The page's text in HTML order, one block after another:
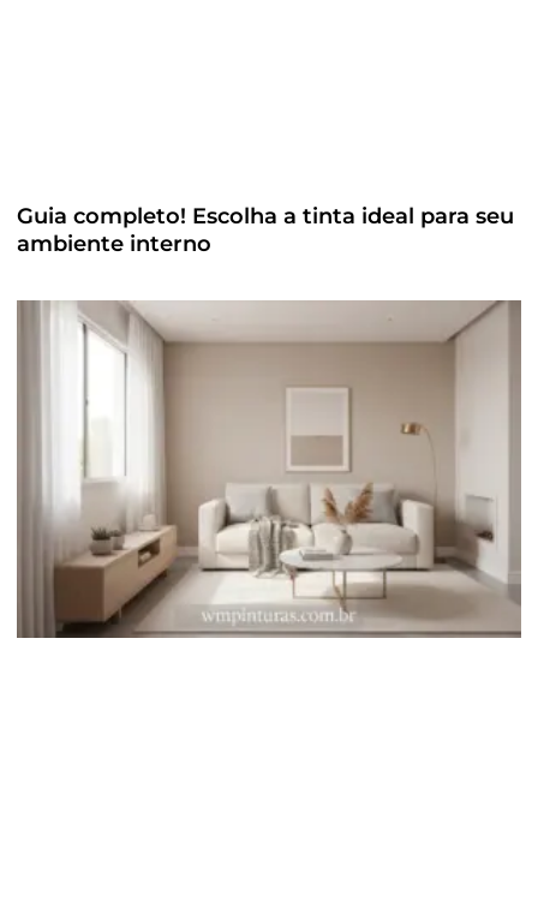
Guia completo! Escolha a tinta ideal para seu
ambiente interno